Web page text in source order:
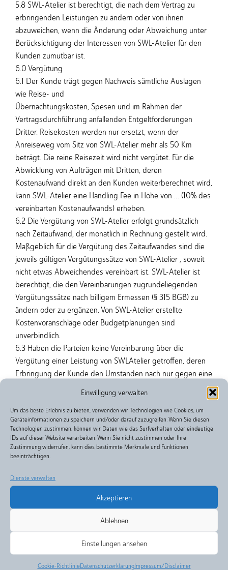
Einwilligung verwalten
Um das beste Erlebnis zu bieten, verwenden wir Technologien wie Cookies, um
Geräteinformationen zu speichern und/oder darauf zuzugreifen. Wenn Sie diesen
Technologien zustimmen, können wir Daten wie das Surfverhalten oder eindeutige
IDs auf dieser Website verarbeiten. Wenn Sie nicht zustimmen oder Ihre
Zustimmung widerrufen, kann dies bestimmte Merkmale und Funktionen
beeinträchtigen.
Dienste verwalten
Akzeptieren
Ablehnen
Einstellungen ansehen
Cookie-RichtlinieDatenschutzerklärungImpressum/Disclaimer
5.8 SWL-Atelier ist berechtigt, die nach dem Vertrag zu
erbringenden Leistungen zu ändern oder von ihnen
abzuweichen, wenn die Änderung oder Abweichung unter
Berücksichtigung der Interessen von SWL-Atelier für den
Kunden zumutbar ist.
6.0 Vergütung
6.1 Der Kunde trägt gegen Nachweis sämtliche Auslagen
wie Reise- und
Übernachtungskosten, Spesen und im Rahmen der
Vertragsdurchführung anfallenden Entgeltforderungen
Dritter. Reisekosten werden nur ersetzt, wenn der
Anreiseweg vom Sitz von SWL-Atelier mehr als 50 Km
beträgt. Die reine Reisezeit wird nicht vergütet. Für die
Abwicklung von Aufträgen mit Dritten, deren
Kostenaufwand direkt an den Kunden weiterberechnet wird,
kann SWL-Atelier eine Handling Fee in Höhe von … (10% des
vereinbarten Kostenaufwands) erheben.
6.2 Die Vergütung von SWL-Atelier erfolgt grundsätzlich
nach Zeitaufwand, der monatlich in Rechnung gestellt wird.
Maßgeblich für die Vergütung des Zeitaufwandes sind die
jeweils gültigen Vergütungssätze von SWL-Atelier , soweit
nicht etwas Abweichendes vereinbart ist. SWL-Atelier ist
berechtigt, die den Vereinbarungen zugrundeliegenden
Vergütungssätze nach billigem Ermessen (§ 315 BGB) zu
ändern oder zu ergänzen. Von SWL-Atelier erstellte
Kostenvoranschläge oder Budgetplanungen sind
unverbindlich.
6.3 Haben die Parteien keine Vereinbarung über die
Vergütung einer Leistung von SWLAtelier getroffen, deren
Erbringung der Kunde den Umständen nach nur gegen eine
Leistung übliche Vergütung zu entrichten. Im Zweifel gelten
die von SWL-Atelier für ihre Leistungen verlangten
Vergütungssätze als üblich.
6.4 Alle vertraglich vereinbarten Vergütungen verstehen
sich zzgl. der gesetzlichen Umsatzsteuer.
SWL-Atelier ist Mitglied der Künstlersozialkasse (KSK)
Das Künstlersozialversicherungsgesetz (KSVG) und die vom
Gesetzgeber mit der Umsetzung dieses Gesetzes
beauftragte Künstlersozialkasse (KSK) sorgen dafür, dass
Schutz der gesetzlichen Sozialversicherung genießen wie
Arbeitnehmer. Für anfallende Forderungen für
Designleistungen seitens der KSK an den Kunden
übernimmt SWL-Atelier keine Kosten. Programmierarbeiten